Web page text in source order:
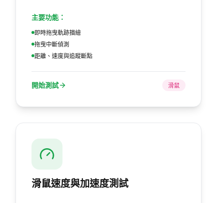
主要功能：
即時拖曳軌跡描繪
拖曳中斷偵測
距離、速度與追蹤斷點
開始測試 滑鼠
滑鼠速度與加速度測試